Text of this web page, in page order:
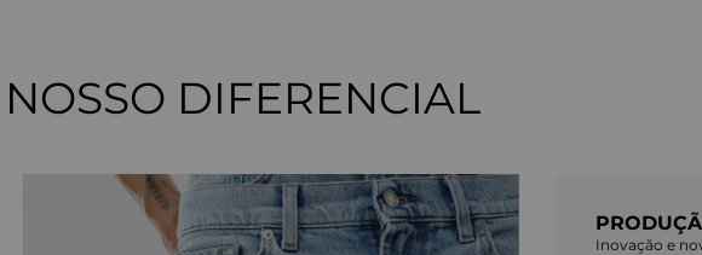
NOSSO DIFERENCIAL
Inovação e